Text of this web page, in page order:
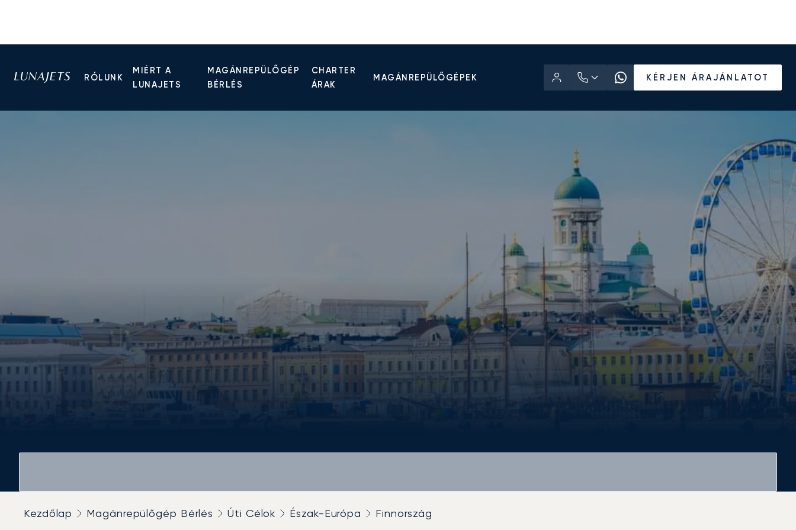
RÓLUNK
MIÉRT A
LUNAJETS
MAGÁNREPÜLŐGÉP
BÉRLÉS
CHARTER
ÁRAK
MAGÁNREPÜLŐGÉPEK KÉRJEN ÁRAJÁNLATOT
Kezdőlap Magánrepülőgép Bérlés Úti Célok Észak-Európa Finnország